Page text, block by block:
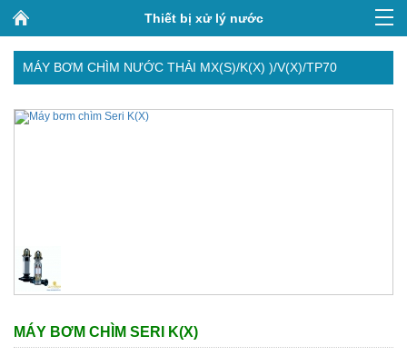
Thiết bị xử lý nước
MÁY BƠM CHÌM NƯỚC THẢI MX(S)/K(X) )/V(X)/TP70
MÁY BƠM CHÌM SERI K(X)